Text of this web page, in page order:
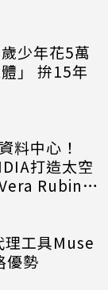
少年花5萬
」 拚15年
料中心！
打造太空
Rubin運
工具Muse
勢